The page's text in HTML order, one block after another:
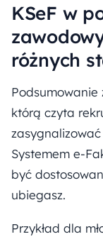
KSeF w
różnych
którą czyta
Systemem e-
być
ubiegasz.
Przykład dla